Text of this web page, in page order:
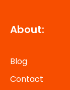
About:
Blog
Contact